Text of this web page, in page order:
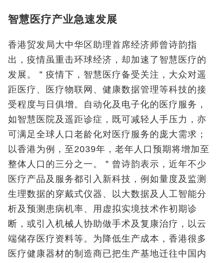
智慧医疗产业急速发展
香港贸发局大中华区助理首席经济师曾诗韵指
出，疫情虽重击环球经济，却加速了智慧医疗的
发展。＂疫情下，智慧医疗备受关注，大众对遥
距医疗、医疗物联网、健康数据管理等科技的接
受程度与日俱增。自动化及电子化的医疗服务，
如智慧医院及遥距诊症，既可减轻人手压力，亦
可满足全球人口老龄化对医疗服务的庞大需求；
以香港为例，至2039年，老年人口预期将增加至
整体人口的三分之一。＂曾诗韵表示，近年不少
医疗产品及服务都引入新科技，例如量度及监测
生理数据的穿戴式仪器、以大数据及人工智能分
析及预测患病机率、用虚拟实境技术作初期诊
断，或引入机械人协助做手术及复康治疗，以云
端储存医疗资料等。为降低生产成本，香港很多
医疗健康器材的制造商已把生产基地迁往中国内